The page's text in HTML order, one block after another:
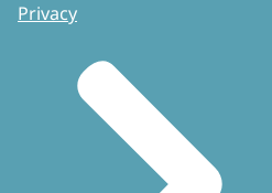
Privacy